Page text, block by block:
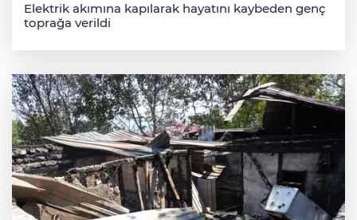
Elektrik akımına kapılarak hayatını kaybeden genç
toprağa verildi